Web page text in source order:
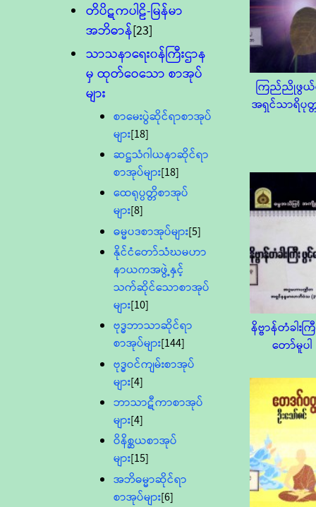
တိပိဋကပါဠိ-မြန်မာ
အဘိဓာန်[23]
သာသနာရေး၀န်ကြီးဌာန
မှ ထုတ်ဝေသော စာအုပ်
များ
စာမေးပွဲဆိုင်ရာစာအုပ်
များ[18]
ဆဋ္ဌသံဂါယနာဆိုင်ရာ
စာအုပ်များ[18]
ထေရုပ္ပတ္တိစာအုပ်
များ[8]
ဓမ္မပဒစာအုပ်များ[5]
နိုင်ငံတော်သံဃမဟာ
နာယကအဖွဲ့နှင့်
သက်ဆိုင်သောစာအုပ်
များ[10]
ဗုဒ္ဓဘာသာဆိုင်ရာ
စာအုပ်များ[144]
ဗုဒ္ဓဝင်ကျမ်းစာအုပ်
များ[4]
ဘာသာဋီကာစာအုပ်
များ[4]
ဝိနိစ္ဆယစာအုပ်
များ[15]
အဘိဓမ္မာဆိုင်ရာ
စာအုပ်များ[6]
ကြည်ညိုဖွယ်
အရှင်သာရိပုတ္
နိဗ္ဗာန်တံခါးက
တော်မူပါ